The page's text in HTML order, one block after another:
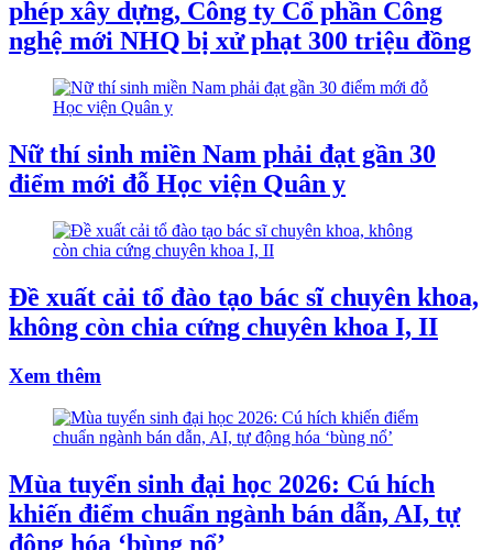
phép xây dựng, Công ty Cổ phần Công
nghệ mới NHQ bị xử phạt 300 triệu đồng
Nữ thí sinh miền Nam phải đạt gần 30
điểm mới đỗ Học viện Quân y
Đề xuất cải tổ đào tạo bác sĩ chuyên khoa,
không còn chia cứng chuyên khoa I, II
Xem thêm
Mùa tuyển sinh đại học 2026: Cú hích
khiến điểm chuẩn ngành bán dẫn, AI, tự
động hóa ‘bùng nổ’